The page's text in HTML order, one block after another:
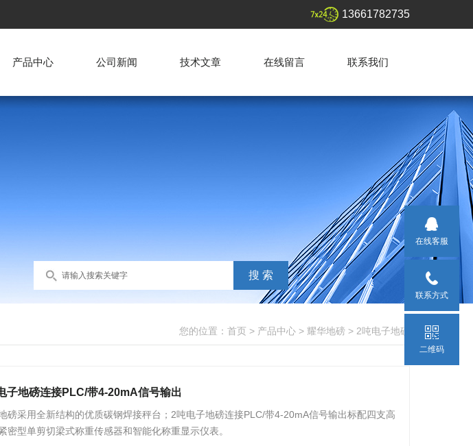
13661782735
产品中心 公司新闻 技术文章 在线留言 联系我们
您的位置： 首页 > 产品中心 > 耀华地磅 > 2吨电子地磅
子地磅连接PLC/带4-20mA信号输出
磅采用全新结构的优质碳钢焊接秤台；2吨电子地磅连接PLC/带4-20mA信号输出标配四支高
密型单剪切梁式称重传感器和智能化称重显示仪表。
在线客服
联系方式
二维码